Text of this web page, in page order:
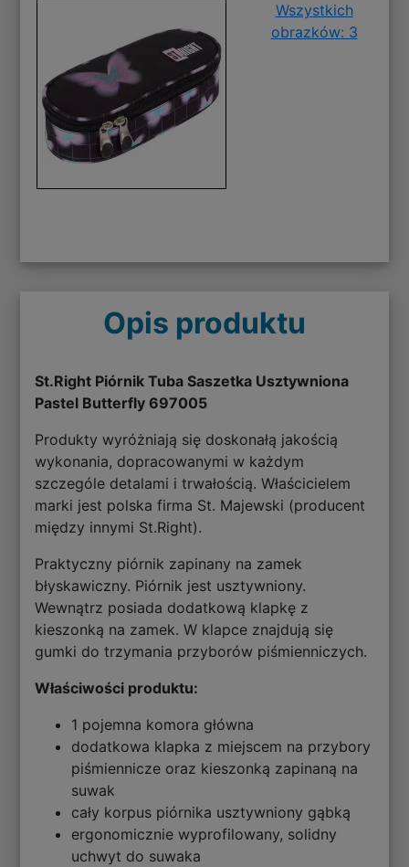
Wszystkich
obrazków: 3
Opis produktu
St.Right Piórnik Tuba Saszetka Usztywniona
Pastel Butterfly 697005
Produkty wyróżniają się doskonałą jakością
wykonania, dopracowanymi w każdym
szczególe detalami i trwałością. Właścicielem
marki jest polska firma St. Majewski (producent
między innymi St.Right).
Praktyczny piórnik zapinany na zamek
błyskawiczny. Piórnik jest usztywniony.
Wewnątrz posiada dodatkową klapkę z
kieszonką na zamek. W klapce znajdują się
gumki do trzymania przyborów piśmienniczych.
Właściwości produktu:
1 pojemna komora główna
dodatkowa klapka z miejscem na przybory
piśmiennicze oraz kieszonką zapinaną na
suwak
cały korpus piórnika usztywniony gąbką
ergonomicznie wyprofilowany, solidny
uchwyt do suwaka